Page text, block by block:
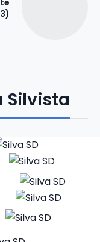
Silvista